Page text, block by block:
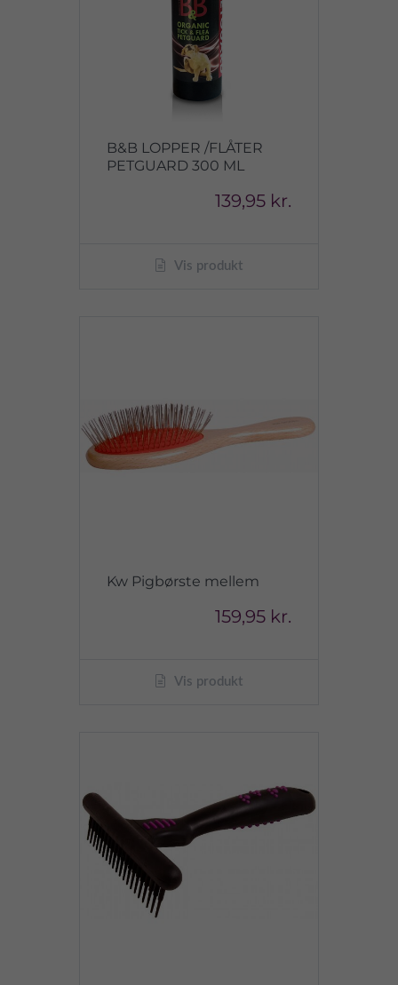
B&B LOPPER /FLÅTER
PETGUARD 300 ML
139,95 kr.
Vis produkt
Kw Pigbørste mellem
159,95 kr.
Vis produkt